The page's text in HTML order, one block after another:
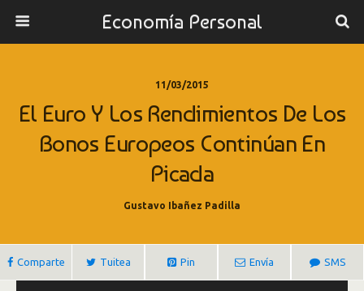
Economía Personal
11/03/2015
El Euro Y Los Rendimientos De Los
Bonos Europeos Continúan En
Picada
Gustavo Ibañez Padilla
Comparte Tuitea Pin Envía SMS